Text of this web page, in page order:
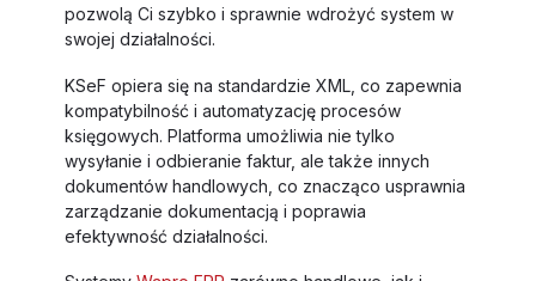
pozwolą Ci szybko i sprawnie wdrożyć system w
swojej działalności.
KSeF opiera się na standardzie XML, co zapewnia
kompatybilność i automatyzację procesów
księgowych. Platforma umożliwia nie tylko
wysyłanie i odbieranie faktur, ale także innych
dokumentów handlowych, co znacząco usprawnia
zarządzanie dokumentacją i poprawia
efektywność działalności.